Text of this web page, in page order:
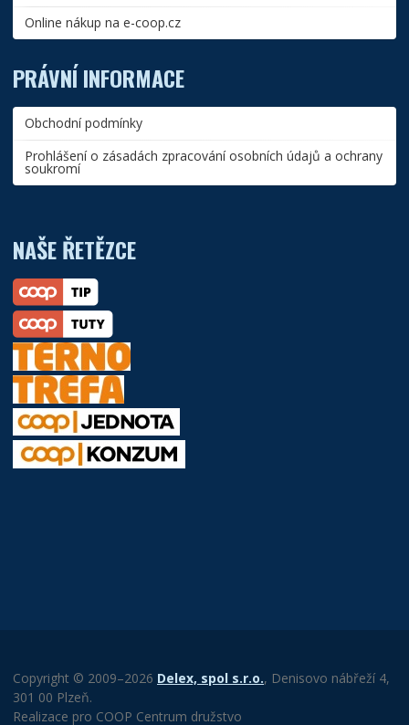
Online nákup na e-coop.cz
PRÁVNÍ INFORMACE
Obchodní podmínky
Prohlášení o zásadách zpracování osobních údajů a ochrany
soukromí
NAŠE ŘETĚZCE
Copyright © 2009–2026 Delex, spol s.r.o., Denisovo nábřeží 4,
301 00 Plzeň.
Realizace pro COOP Centrum družstvo